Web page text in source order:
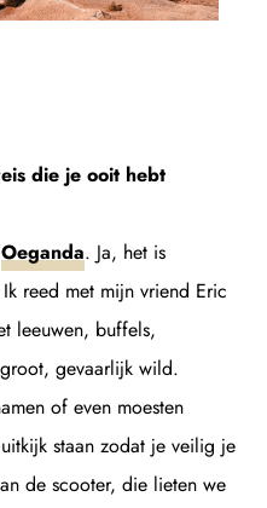
die je ooit hebt
Oeganda. Ja, het is
reed met mijn vriend Eric
leeuwen, buffels,
gevaarlijk wild.
of even moesten
staan zodat je veilig je
de scooter, die lieten we